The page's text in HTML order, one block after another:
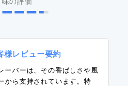
様レビュー要約
ーバーは、その香ばしさや風
から支持されています。特